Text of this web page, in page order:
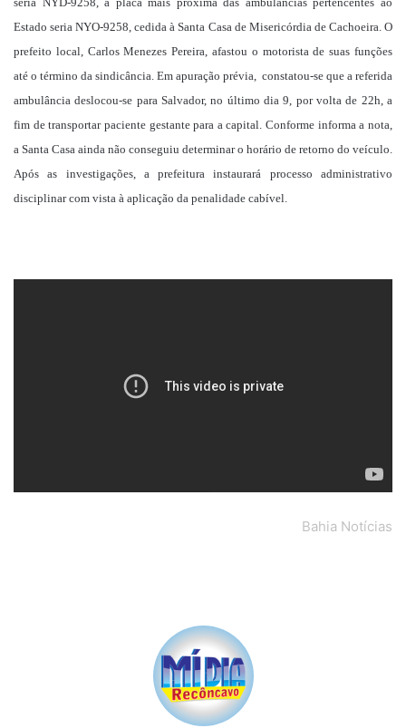
Estado seria NYO-9258, cedida à Santa Casa de Misericórdia de Cachoeira. O
prefeito local, Carlos Menezes Pereira, afastou o motorista de suas funções
até o término da sindicância. Em apuração prévia, constatou-se que a referida
ambulância deslocou-se para Salvador, no último dia 9, por volta de 22h, a
fim de transportar paciente gestante para a capital. Conforme informa a nota,
a Santa Casa ainda não conseguiu determinar o horário de retorno do veículo.
Após as investigações, a prefeitura instaurará processo administrativo
disciplinar com vista à aplicação da penalidade cabível.
Bahia Notícias